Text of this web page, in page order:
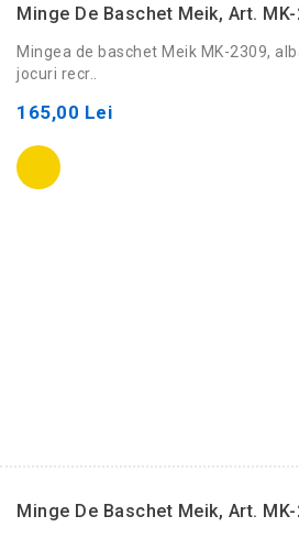
Minge De Baschet Meik, Art.
Mingea de baschet Meik MK-2309,
jocuri recr..
165,00 Lei
Minge De Baschet Meik, Art.